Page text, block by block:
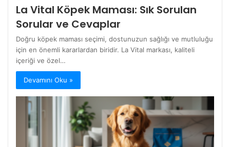
La Vital Köpek Maması: Sık Sorulan
Sorular ve Cevaplar
Doğru köpek maması seçimi, dostunuzun sağlığı ve mutluluğu
için en önemli kararlardan biridir. La Vital markası, kaliteli
içeriği ve özel…
Devamını Oku »